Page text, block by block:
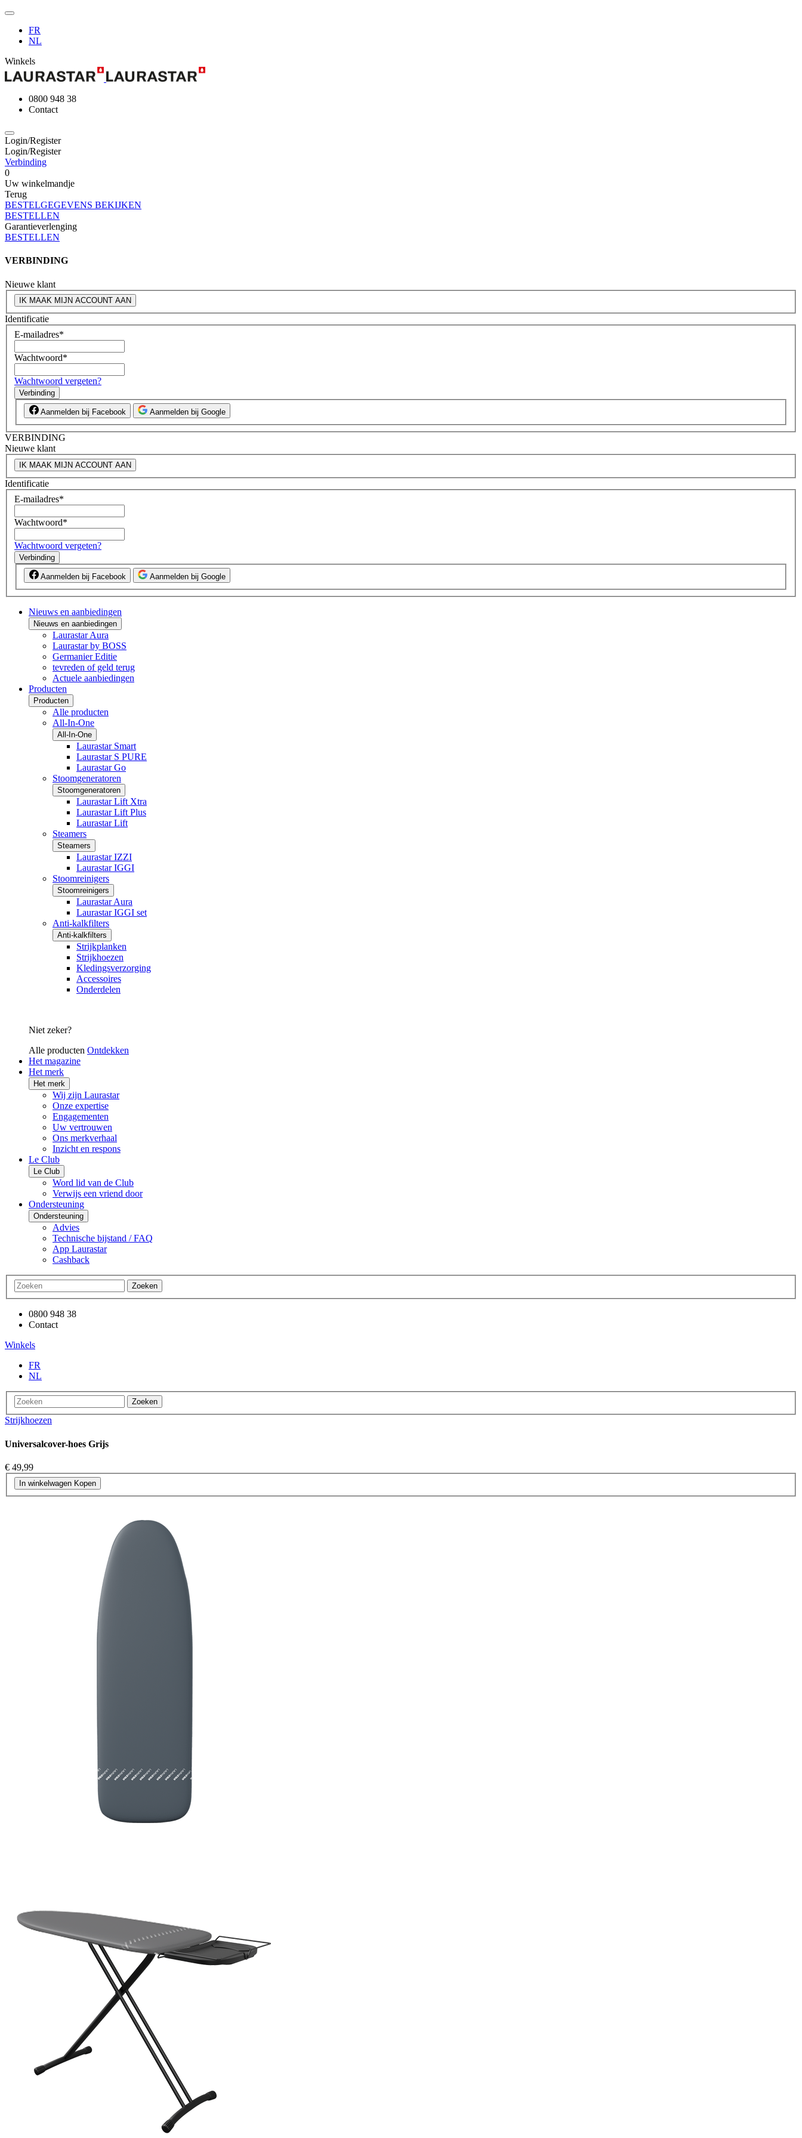
FR
NL
Winkels
0800 948 38
Contact
Login/Register
Login/Register
Verbinding
0
Uw winkelmandje
Terug
BESTELGEGEVENS BEKIJKEN
BESTELLEN
Garantieverlenging
BESTELLEN
VERBINDING
Nieuwe klant
IK MAAK MIJN ACCOUNT AAN
Identificatie
E-mailadres*
Wachtwoord*
Wachtwoord vergeten?
Verbinding
Aanmelden bij Facebook Aanmelden bij Google
VERBINDING
Nieuwe klant
IK MAAK MIJN ACCOUNT AAN
Identificatie
E-mailadres*
Wachtwoord*
Wachtwoord vergeten?
Verbinding
Aanmelden bij Facebook Aanmelden bij Google
Nieuws en aanbiedingen
Nieuws en aanbiedingen
Laurastar Aura
Laurastar by BOSS
Germanier Editie
tevreden of geld terug
Actuele aanbiedingen
Producten
Producten
Alle producten
All-In-One
All-In-One
Laurastar Smart
Laurastar S PURE
Laurastar Go
Stoomgeneratoren
Stoomgeneratoren
Laurastar Lift Xtra
Laurastar Lift Plus
Laurastar Lift
Steamers
Steamers
Laurastar IZZI
Laurastar IGGI
Stoomreinigers
Stoomreinigers
Laurastar Aura
Laurastar IGGI set
Anti-kalkfilters
Anti-kalkfilters
Strijkplanken
Strijkhoezen
Kledingsverzorging
Accessoires
Onderdelen
Niet zeker?
Alle producten Ontdekken
Het magazine
Het merk
Het merk
Wij zijn Laurastar
Onze expertise
Engagementen
Uw vertrouwen
Ons merkverhaal
Inzicht en respons
Le Club
Le Club
Word lid van de Club
Verwijs een vriend door
Ondersteuning
Ondersteuning
Advies
Technische bijstand / FAQ
App Laurastar
Cashback
Zoeken
0800 948 38
Contact
Winkels
FR
NL
Zoeken
Strijkhoezen
Universalcover-hoes Grijs
€ 49,99
In winkelwagen Kopen